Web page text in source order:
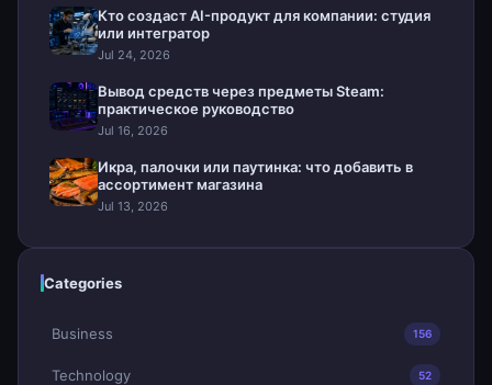
Кто создаст AI-продукт для компании: студия
или интегратор
Jul 24, 2026
Вывод средств через предметы Steam:
практическое руководство
Jul 16, 2026
Икра, палочки или паутинка: что добавить в
ассортимент магазина
Jul 13, 2026
Categories
Business 156
Technology 52